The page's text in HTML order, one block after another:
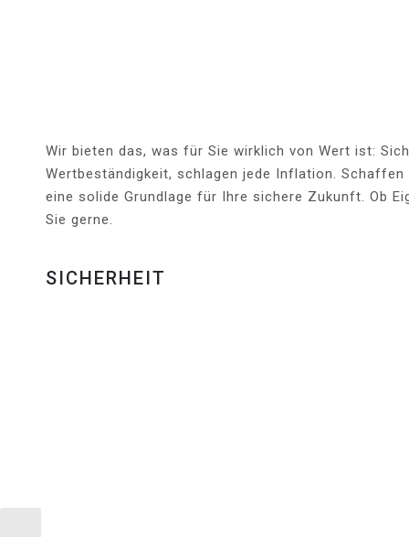
Wir bieten das, was für Sie wirklich von Wert ist:
Wertbeständigkeit, schlagen jede Inflation.
eine solide Grundlage für Ihre sichere Zukunft. Ob
Sie gerne.
SICHERHEIT